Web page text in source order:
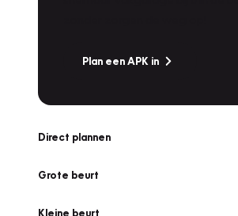
Plan een APK in
Direct plannen
Grote beurt
Kleine beurt